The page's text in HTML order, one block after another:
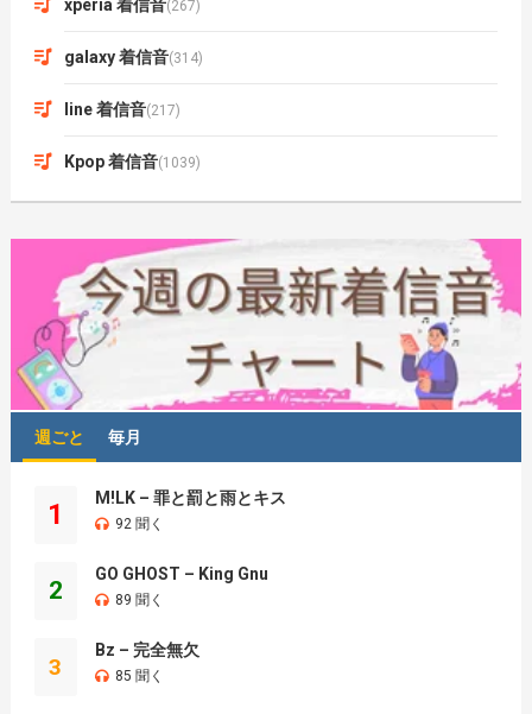
xperia 着信音(267)
galaxy 着信音(314)
line 着信音(217)
Kpop 着信音(1039)
週ごと 毎月
1
M!LK – 罪と罰と雨とキス
92 聞く
2
GO GHOST – King Gnu
89 聞く
3
Bz – 完全無欠
85 聞く